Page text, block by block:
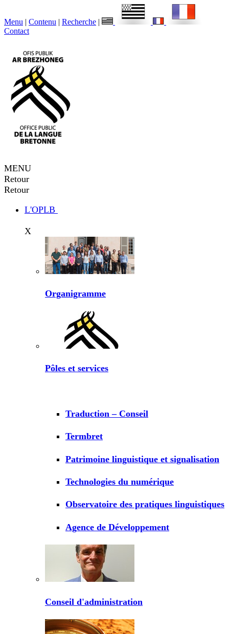
Menu | Contenu | Recherche |
Contact
MENU
Retour
Retour
L'OPLB
X
Organigramme
Pôles et services
Traduction – Conseil
Termbret
Patrimoine linguistique et signalisation
Technologies du numérique
Observatoire des pratiques linguistiques
Agence de Développement
Conseil d'administration